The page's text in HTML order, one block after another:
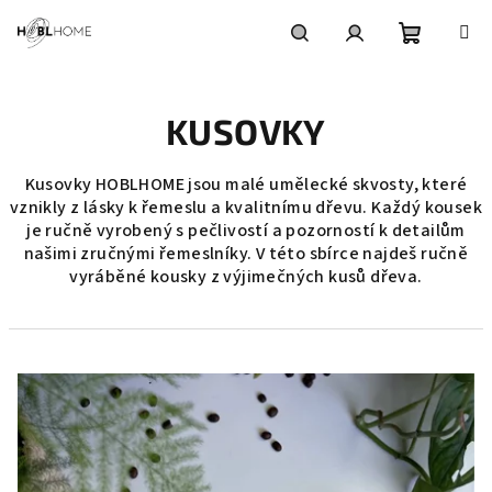
obsah
KUSOVKY
Kusovky HOBLHOME jsou malé umělecké skvosty, které
vznikly z lásky k řemeslu a kvalitnímu dřevu. Každý kousek
je ručně vyrobený s pečlivostí a pozorností k detailům
našimi zručnými řemeslníky. V této sbírce najdeš ručně
vyráběné kousky z výjimečných kusů dřeva.
V
ý
p